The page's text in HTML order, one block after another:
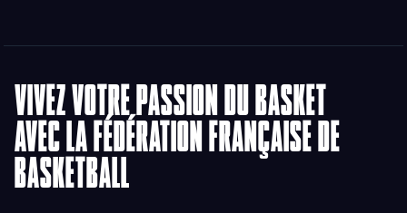
VIVEZ VOTRE PASSION DU BASKET
AVEC LA FÉDÉRATION FRANÇAISE DE
BASKETBALL